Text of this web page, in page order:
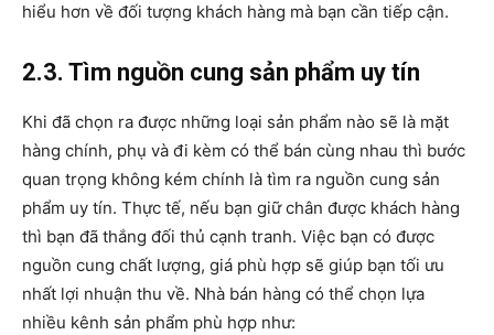
hiểu hơn về đối tượng khách hàng mà bạn cần tiếp cận.
2.3. Tìm nguồn cung sản phẩm uy tín
Khi đã chọn ra được những loại sản phẩm nào sẽ là mặt
hàng chính, phụ và đi kèm có thể bán cùng nhau thì bước
quan trọng không kém chính là tìm ra nguồn cung sản
phẩm uy tín. Thực tế, nếu bạn giữ chân được khách hàng
thì bạn đã thắng đối thủ cạnh tranh. Việc bạn có được
nguồn cung chất lượng, giá phù hợp sẽ giúp bạn tối ưu
nhất lợi nhuận thu về. Nhà bán hàng có thể chọn lựa
nhiều kênh sản phẩm phù hợp như: